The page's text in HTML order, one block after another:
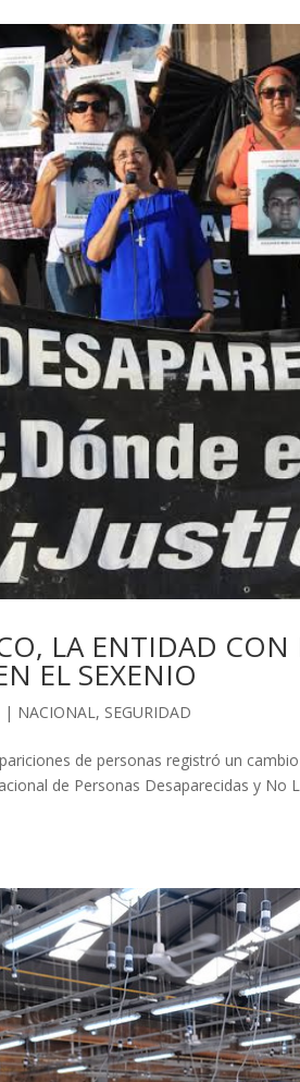
LA ENTIDAD CON
EL SEXENIO
| NACIONAL , SEGURIDAD
de personas registró un
de Personas Desaparecidas y No